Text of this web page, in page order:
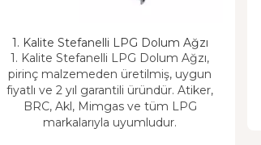
1. Kalite Stefanelli LPG Dolum Ağzı
1. Kalite Stefanelli LPG Dolum Ağzı,
pirinç malzemeden üretilmiş, uygun
fiyatlı ve 2 yıl garantili üründür. Atiker,
BRC, Akl, Mimgas ve tüm LPG
markalarıyla uyumludur.